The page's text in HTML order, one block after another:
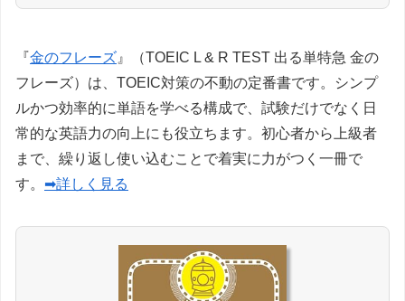
『金のフレーズ 』（TOEIC L & R TEST 出る単特急 金の
フレーズ）は、TOEIC対策の不動の定番書です。シンプ
ルかつ効率的に単語を学べる構成で、試験だけでなく日
常的な英語力の向上にも役立ちます。初心者から上級者
まで、繰り返し使い込むことで着実に力がつく一冊で
す。 ➡詳しく見る